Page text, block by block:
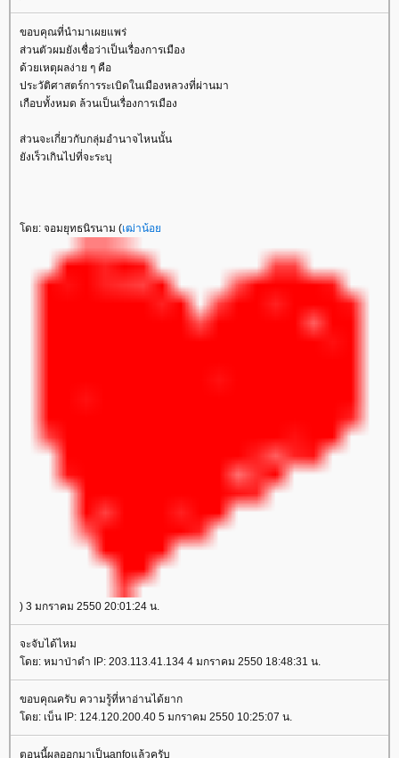
ขอบคุณที่นำมาเผยแพร่
ส่วนตัวผมยังเชื่อว่าเป็นเรื่องการเมือง
ด้วยเหตุผลง่าย ๆ คือ
ประวัติศาสตร์การระเบิดในเมืองหลวงที่ผ่านมา
เกือบทั้งหมด ล้วนเป็นเรื่องการเมือง
ส่วนจะเกี่ยวกับกลุ่มอำนาจไหนนั้น
ังเร็วเกินไปที่จะระบุ
ดย: จอมยุทธนิรนาม (เฒ่าน้อ
) 3 มกราคม 2550 20:01:24 น.
จะจับได้ไหม
ดย: หมาป่าดำ IP: 203.113.41.134 4 มกราคม 2550 18:48:31 น.
ขอบคุณครับ ความรู้ที่หาอ่านได้ยาก
ดย: เบ็น IP: 124.120.200.40 5 มกราคม 2550 10:25:07 น.
ตอนนี้ผลออกมาเป็นanfoแล้วครับ